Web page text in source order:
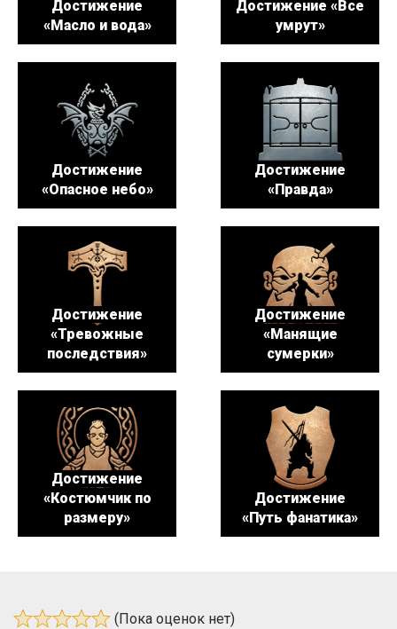
Достижение
«Масло и вода»
Достижение «Все
умрут»
Достижение
«Опасное небо»
Достижение
«Правда»
Достижение
«Тревожные
последствия»
Достижение
«Манящие
сумерки»
Достижение
«Костюмчик по
размеру»
Достижение
«Путь фанатика»
(Пока оценок нет)